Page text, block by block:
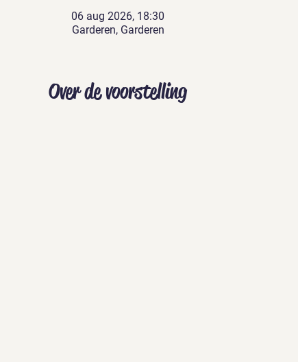
06 aug 2026, 18:30
Garderen, Garderen
Over de voorstelling